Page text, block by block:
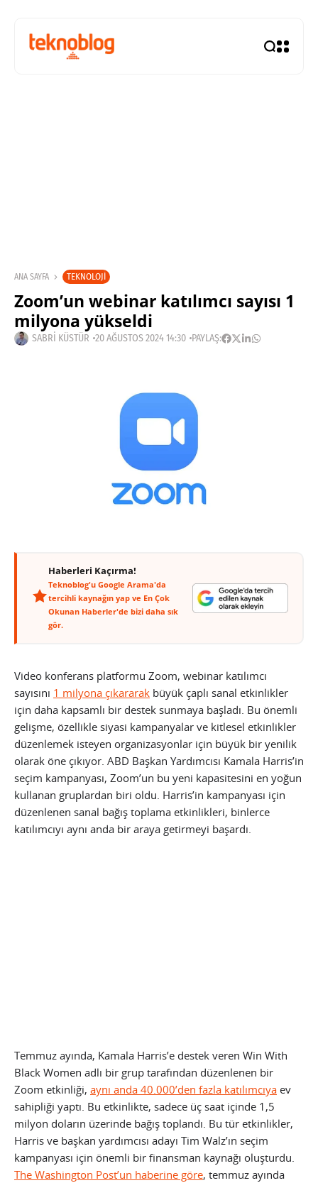
ANA SAYFA TEKNOLOJI
Zoom’un webinar katılımcı sayısı 1
milyona yükseldi
SABRI KÜSTÜR 20 AĞUSTOS 2024 14:30 PAYLAŞ:
Haberleri Kaçırma!
Teknoblog'u Google Arama'da
tercihli kaynağın yap ve En Çok
Okunan Haberler'de bizi daha sık
gör.
Video konferans platformu Zoom, webinar katılımcı
sayısını 1 milyona çıkararak büyük çaplı sanal etkinlikler
için daha kapsamlı bir destek sunmaya başladı. Bu önemli
gelişme, özellikle siyasi kampanyalar ve kitlesel etkinlikler
düzenlemek isteyen organizasyonlar için büyük bir yenilik
olarak öne çıkıyor. ABD Başkan Yardımcısı Kamala Harris’in
seçim kampanyası, Zoom’un bu yeni kapasitesini en yoğun
kullanan gruplardan biri oldu. Harris’in kampanyası için
düzenlenen sanal bağış toplama etkinlikleri, binlerce
katılımcıyı aynı anda bir araya getirmeyi başardı.
Temmuz ayında, Kamala Harris’e destek veren Win With
Black Women adlı bir grup tarafından düzenlenen bir
Zoom etkinliği, aynı anda 40.000’den fazla katılımcıya ev
sahipliği yaptı. Bu etkinlikte, sadece üç saat içinde 1,5
milyon doların üzerinde bağış toplandı. Bu tür etkinlikler,
Harris ve başkan yardımcısı adayı Tim Walz’ın seçim
kampanyası için önemli bir finansman kaynağı oluşturdu.
The Washington Post’un haberine göre, temmuz ayında